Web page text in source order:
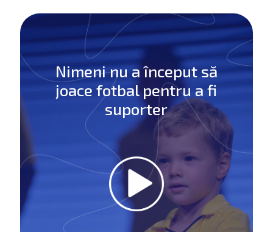
Nimeni nu a început să
joace fotbal pentru a fi
suporter